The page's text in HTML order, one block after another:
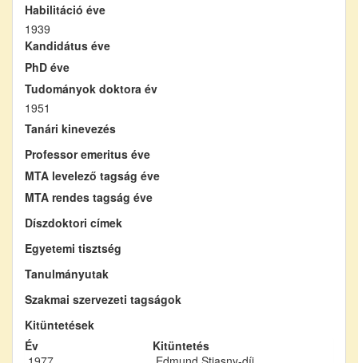
Habilitáció éve
1939
Kandidátus éve
PhD éve
Tudományok doktora év
1951
Tanári kinevezés
Professor emeritus éve
MTA levelező tagság éve
MTA rendes tagság éve
Díszdoktori címek
Egyetemi tisztség
Tanulmányutak
Szakmai szervezeti tagságok
Kitüntetések
Év
Kitüntetés